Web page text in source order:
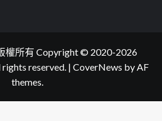
權所有 Copyright © 2020-2026
reserved. | CoverNews by AF
themes.